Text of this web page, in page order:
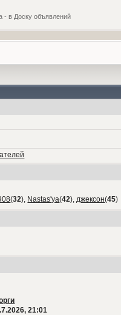
- в Доску объявлений
(32), Nastas'ya(42),джексон(45)
21:01